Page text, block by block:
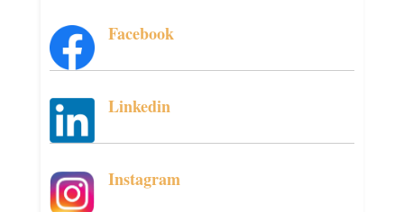
Facebook
Linkedin
Instagram